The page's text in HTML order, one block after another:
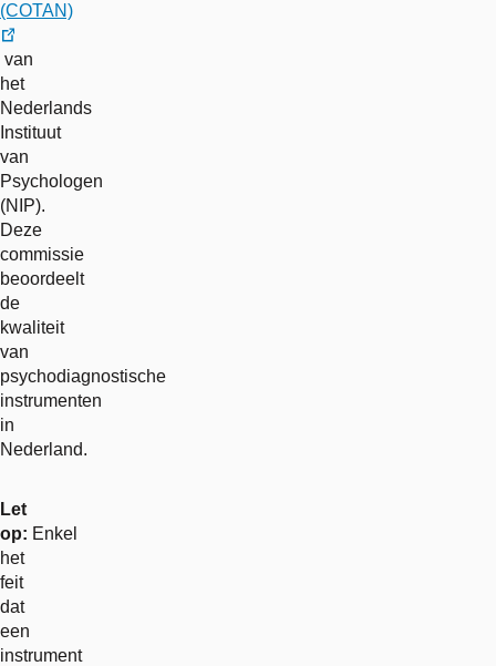
(COTAN)
externe
link
van
het
Nederlands
Instituut
van
Psychologen
(NIP).
Deze
commissie
beoordeelt
de
kwaliteit
van
psychodiagnostische
instrumenten
in
Nederland.
Let
op: Enkel
het
feit
dat
een
instrument